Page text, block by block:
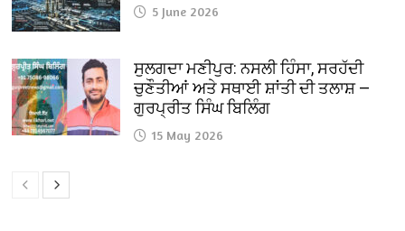
5 June 2026
ਸੁਲਗਦਾ ਮਣੀਪੁਰ: ਨਸਲੀ ਹਿੰਸਾ, ਸਰਹੱਦੀ
ਚੁਣੌਤੀਆਂ ਅਤੇ ਸਥਾਈ ਸ਼ਾਂਤੀ ਦੀ ਤਲਾਸ਼ —
ਗੁਰਪ੍ਰੀਤ ਸਿੰਘ ਬਿਲਿੰਗ
15 May 2026